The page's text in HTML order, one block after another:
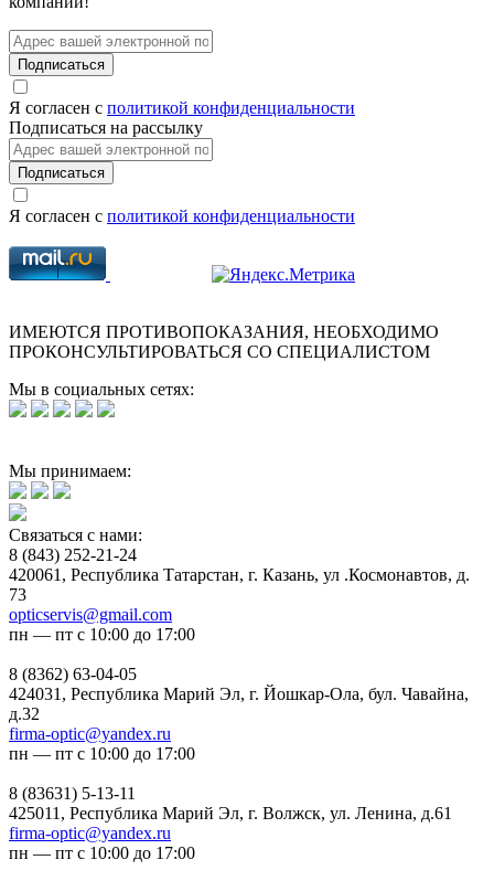
Подписаться
Я согласен с политикой конфиденциальности
Подписаться на рассылку
Подписаться
Я согласен с политикой конфиденциальности
ИМЕЮТСЯ ПРОТИВОПОКАЗАНИЯ, НЕОБХОДИМО
ПРОКОНСУЛЬТИРОВАТЬСЯ СО СПЕЦИАЛИСТОМ
Мы в социальных сетях:
Мы принимаем:
Связаться с нами:
8 (843) 252-21-24
420061, Республика Татарстан, г. Казань, ул .Космонавтов, д.
73
opticservis@gmail.com
пн — пт с 10:00 до 17:00
8 (8362) 63-04-05
424031, Республика Марий Эл, г. Йошкар-Ола, бул. Чавайна,
д.32
firma-optic@yandex.ru
пн — пт с 10:00 до 17:00
8 (83631) 5-13-11
425011, Республика Марий Эл, г. Волжск, ул. Ленина, д.61
firma-optic@yandex.ru
пн — пт с 10:00 до 17:00